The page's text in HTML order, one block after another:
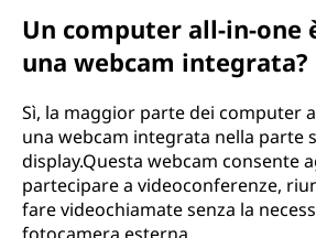
Un computer all-in-one
una webcam integrata?
Sì, la maggior parte dei computer
una webcam integrata nella parte
display.Questa webcam consente
partecipare a videoconferenze,
fare videochiamate senza la